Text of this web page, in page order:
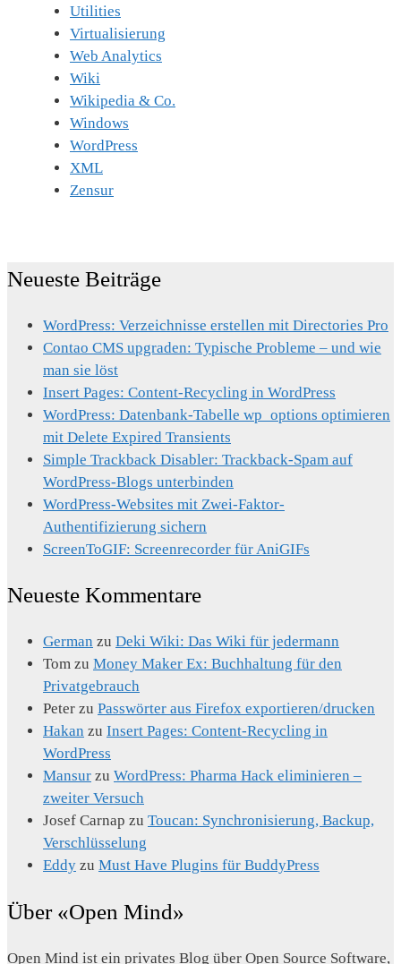
Utilities
Virtualisierung
Web Analytics
Wiki
Wikipedia & Co.
Windows
WordPress
XML
Zensur
Neueste Beiträge
WordPress: Verzeichnisse erstellen mit Directories Pro
Contao CMS upgraden: Typische Probleme – und wie
man sie löst
Insert Pages: Content-Recycling in WordPress
WordPress: Datenbank-Tabelle wp_options optimieren
mit Delete Expired Transients
Simple Trackback Disabler: Trackback-Spam auf
WordPress-Blogs unterbinden
WordPress-Websites mit Zwei-Faktor-
Authentifizierung sichern
ScreenToGIF: Screenrecorder für AniGIFs
Neueste Kommentare
German zu Deki Wiki: Das Wiki für jedermann
Tom zu Money Maker Ex: Buchhaltung für den
Privatgebrauch
Peter zu Passwörter aus Firefox exportieren/drucken
Hakan zu Insert Pages: Content-Recycling in
WordPress
Mansur zu WordPress: Pharma Hack eliminieren –
zweiter Versuch
Josef Carnap zu Toucan: Synchronisierung, Backup,
Verschlüsselung
Eddy zu Must Have Plugins für BuddyPress
Über «Open Mind»
Open Mind ist ein privates Blog über Open Source Software,